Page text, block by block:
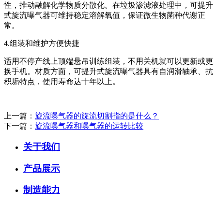
性，推动融解化学物质分散化。在垃圾渗滤液处理中，可提升
式旋流曝气器可维持稳定溶解氧值，保证微生物菌种代谢正
常。
4.组装和维护方便快捷
适用不停产线上顶端悬吊训练组装，不用关机就可以更新或更
换手机。材质方面，可提升式旋流曝气器具有自润滑轴承、抗
积垢特点，使用寿命达十年以上。
上一篇： 旋流曝气器的旋流切割指的是什么？
下一篇： 旋流曝气器和曝气器的运转比较
关于我们
产品展示
制造能力